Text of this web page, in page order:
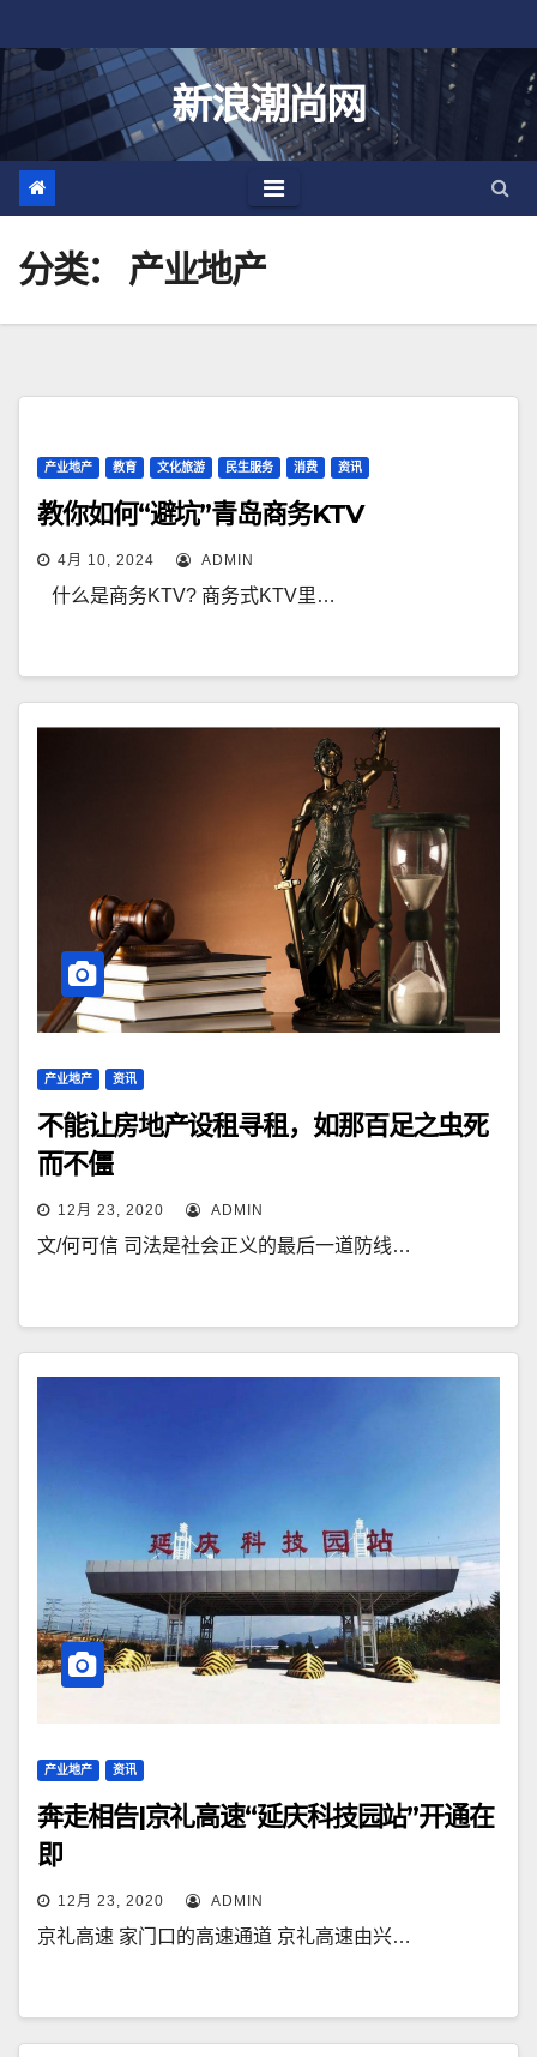
至
新浪潮尚网
分类： 产业地产
产业地产 教育 文化旅游 民生服务 消费 资讯
教你如何“避坑”青岛商务KTV
4月 10, 2024 ADMIN
什么是商务KTV? 商务式KTV里…
产业地产 资讯
不能让房地产设租寻租，如那百足之虫死
而不僵
12月 23, 2020 ADMIN
文/何可信 司法是社会正义的最后一道防线…
产业地产 资讯
奔走相告|京礼高速“延庆科技园站”开通在
即
12月 23, 2020 ADMIN
京礼高速 家门口的高速通道 京礼高速由兴…